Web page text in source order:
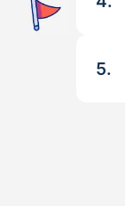
5.